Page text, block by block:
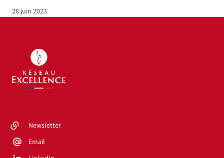
28 juin 2023
Newsletter
Email